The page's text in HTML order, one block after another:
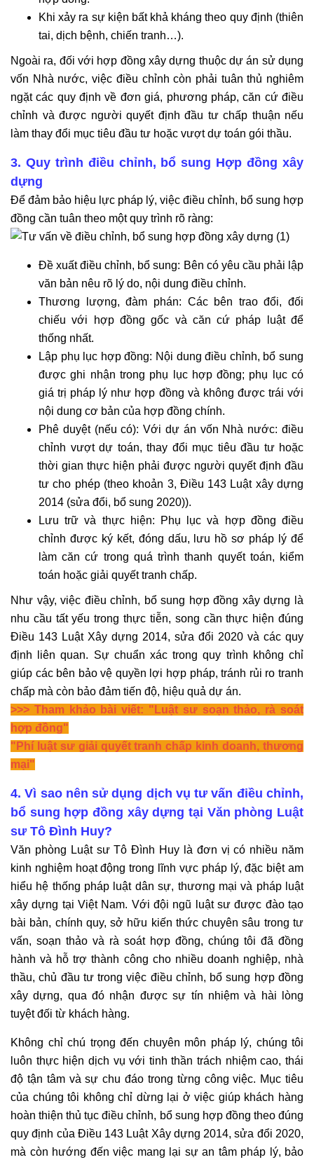
Khi xảy ra sự kiện bất khả kháng theo quy định (thiên
tai, dịch bệnh, chiến tranh…).
Ngoài ra, đối với hợp đồng xây dựng thuộc dự án sử dụng
vốn Nhà nước, việc điều chỉnh còn phải tuân thủ nghiêm
ngặt các quy định về đơn giá, phương pháp, căn cứ điều
chỉnh và được người quyết định đầu tư chấp thuận nếu
làm thay đổi mục tiêu đầu tư hoặc vượt dự toán gói thầu.
3. Quy trình điều chỉnh, bổ sung Hợp đồng xây
dựng
Để đảm bảo hiệu lực pháp lý, việc điều chỉnh, bổ sung hợp
đồng cần tuân theo một quy trình rõ ràng:
Đề xuất điều chỉnh, bổ sung: Bên có yêu cầu phải lập
văn bản nêu rõ lý do, nội dung điều chỉnh.
Thương lượng, đàm phán: Các bên trao đổi, đối
chiếu với hợp đồng gốc và căn cứ pháp luật để
thống nhất.
Lập phụ lục hợp đồng: Nội dung điều chỉnh, bổ sung
được ghi nhận trong phụ lục hợp đồng; phụ lục có
giá trị pháp lý như hợp đồng và không được trái với
nội dung cơ bản của hợp đồng chính.
Phê duyệt (nếu có): Với dự án vốn Nhà nước: điều
chỉnh vượt dự toán, thay đổi mục tiêu đầu tư hoặc
thời gian thực hiện phải được người quyết định đầu
tư cho phép (theo khoản 3, Điều 143 Luật xây dựng
2014 (sửa đổi, bổ sung 2020)).
Lưu trữ và thực hiện: Phụ lục và hợp đồng điều
chỉnh được ký kết, đóng dấu, lưu hồ sơ pháp lý để
làm căn cứ trong quá trình thanh quyết toán, kiểm
toán hoặc giải quyết tranh chấp.
Như vậy, việc điều chỉnh, bổ sung hợp đồng xây dựng là
nhu cầu tất yếu trong thực tiễn, song cần thực hiện đúng
Điều 143 Luật Xây dựng 2014, sửa đổi 2020 và các quy
định liên quan. Sự chuẩn xác trong quy trình không chỉ
giúp các bên bảo vệ quyền lợi hợp pháp, tránh rủi ro tranh
chấp mà còn bảo đảm tiến độ, hiệu quả dự án.
>>> Tham khảo bài viết: " Luật sư soạn thảo, rà soát
hợp đồng"
" Phí luật sư giải quyết tranh chấp kinh doanh, thương
mại"
4. Vì sao nên sử dụng dịch vụ tư vấn điều chỉnh,
bổ sung hợp đồng xây dựng tại Văn phòng Luật
sư Tô Đình Huy?
Văn phòng Luật sư Tô Đình Huy là đơn vị có nhiều năm
kinh nghiệm hoạt động trong lĩnh vực pháp lý, đặc biệt am
hiểu hệ thống pháp luật dân sự, thương mại và pháp luật
xây dựng tại Việt Nam. Với đội ngũ luật sư được đào tạo
bài bản, chính quy, sở hữu kiến thức chuyên sâu trong tư
vấn, soạn thảo và rà soát hợp đồng, chúng tôi đã đồng
hành và hỗ trợ thành công cho nhiều doanh nghiệp, nhà
thầu, chủ đầu tư trong việc điều chỉnh, bổ sung hợp đồng
xây dựng, qua đó nhận được sự tín nhiệm và hài lòng
tuyệt đối từ khách hàng.
Không chỉ chú trọng đến chuyên môn pháp lý, chúng tôi
luôn thực hiện dịch vụ với tinh thần trách nhiệm cao, thái
độ tận tâm và sự chu đáo trong từng công việc. Mục tiêu
của chúng tôi không chỉ dừng lại ở việc giúp khách hàng
hoàn thiện thủ tục điều chỉnh, bổ sung hợp đồng theo đúng
quy định của Điều 143 Luật Xây dựng 2014, sửa đổi 2020,
mà còn hướng đến việc mang lại sự an tâm pháp lý, bảo